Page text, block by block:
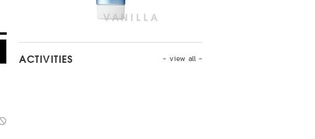
- view all -
ACTIVITIES